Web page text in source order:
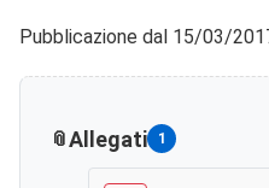
Pubblicazione dal 15/03/
Allegati 1